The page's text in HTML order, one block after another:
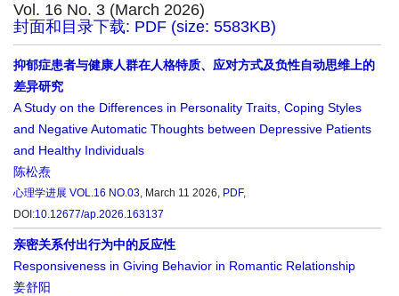
Vol. 16 No. 3 (March 2026)
封面和目录下载: PDF (size: 5583KB)
抑郁症患者与健康人群在人格特质、应对方式及负性自动思维上的
差异研究
A Study on the Differences in Personality Traits, Coping Styles
and Negative Automatic Thoughts between Depressive Patients
and Healthy Individuals
陈松焘
心理学进展 VOL.16 NO.03, March 11 2026, PDF,
DOI:10.12677/ap.2026.163137
亲密关系付出行为中的反应性
Responsiveness in Giving Behavior in Romantic Relationship
姜舒阳